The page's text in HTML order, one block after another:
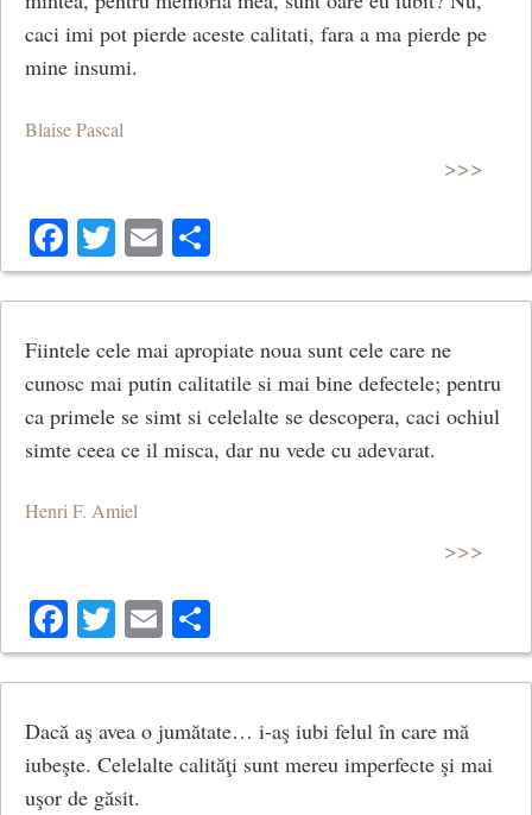
caci imi pot pierde aceste calitati, fara a ma pierde pe
mine insumi.
Blaise Pascal
>>>
Facebook
Twitter
Email
Fiintele cele mai apropiate noua sunt cele care ne
cunosc mai putin calitatile si mai bine defectele; pentru
ca primele se simt si celelalte se descopera, caci ochiul
simte ceea ce il misca, dar nu vede cu adevarat.
Henri F. Amiel
>>>
Facebook
Twitter
Email
Dacă aş avea o jumătate… i-aş iubi felul în care mă
iubeşte. Celelalte calităţi sunt mereu imperfecte şi mai
uşor de găsit.